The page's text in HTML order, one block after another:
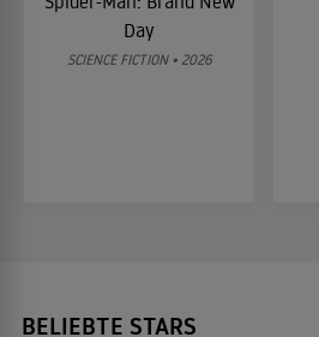
Day
SCIENCE FICTION • 2026
BELIEBTE STARS